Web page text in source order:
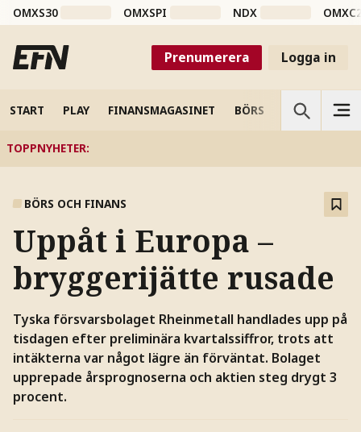
OMXS30 OMXSPI NDX
Prenumerera Logga in
START PLAY FINANSMAGASINET BÖRS VETENSKAP
TOPPNYHETER:
BÖRS OCH FINANS
Uppåt i Europa –
bryggerijätte rusade
Tyska försvarsbolaget Rheinmetall handlades upp på
tisdagen efter preliminära kvartalssiffror, trots att
intäkterna var något lägre än förväntat. Bolaget
upprepade årsprognoserna och aktien steg drygt 3
procent.